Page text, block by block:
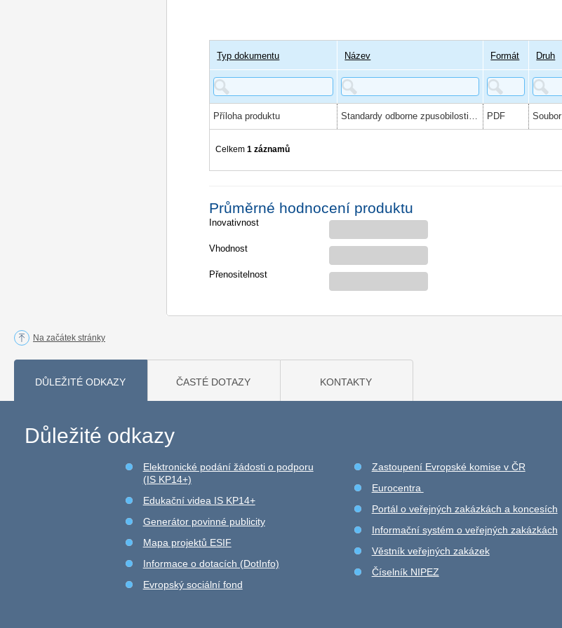
Typ dokumentu Název Formát Druh
Příloha produktu Standardy odborne zpusobilosti adiktologickych sluzeb PDF Soubor
Celkem 1 záznamů
Průměrné hodnocení produktu
Inovativnost
Vhodnost
Přenositelnost
Na začátek stránky
DŮLEŽITÉ ODKAZY ČASTÉ DOTAZY KONTAKTY
Důležité odkazy
Elektronické podání žádosti o podporu
(IS KP14+)
Edukační videa IS KP14+
Generátor povinné publicity
Mapa projektů ESIF
Informace o dotacích (DotInfo)
Evropský sociální fond
Zastoupení Evropské komise v ČR
Eurocentra
Portál o veřejných zakázkách a koncesích
Informační systém o veřejných zakázkách
Věstník veřejných zakázek
Číselník NIPEZ